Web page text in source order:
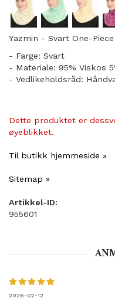
Yazmin - Svart One-
- Farge: Svart
- Materiale: 95% Viskos
- Vedlikeholdsråd:
Dette produktet er
øyeblikket.
Til butikk hjemmeside »
Sitemap »
Artikkel-ID:
955601
2026-02-12